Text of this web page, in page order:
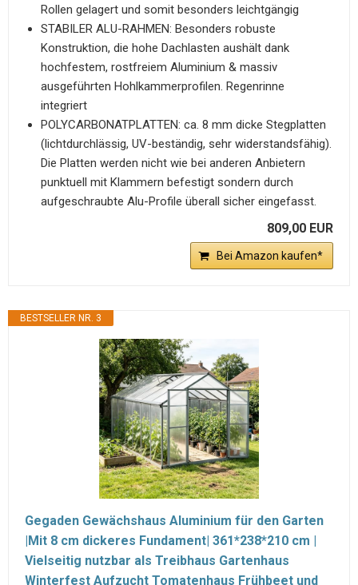
Rollen gelagert und somit besonders leichtgängig
STABILER ALU-RAHMEN: Besonders robuste
Konstruktion, die hohe Dachlasten aushält dank
hochfestem, rostfreiem Aluminium & massiv
ausgeführten Hohlkammerprofilen. Regenrinne
integriert
POLYCARBONATPLATTEN: ca. 8 mm dicke Stegplatten
(lichtdurchlässig, UV-beständig, sehr widerstandsfähig).
Die Platten werden nicht wie bei anderen Anbietern
punktuell mit Klammern befestigt sondern durch
aufgeschraubte Alu-Profile überall sicher eingefasst.
809,00 EUR
Bei Amazon kaufen*
BESTSELLER NR. 3
Gegaden Gewächshaus Aluminium für den Garten
|Mit 8 cm dickeres Fundament| 361*238*210 cm |
Vielseitig nutzbar als Treibhaus Gartenhaus
Winterfest Aufzucht Tomatenhaus Frühbeet und